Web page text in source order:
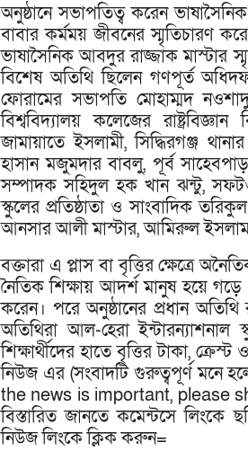
অনুষ্ঠানে সভাপতিত্ব করেন
বাবার কর্মময় জীবনের স্মৃতিচারণ
ভাষাসৈনিক আবদুর রাজ্জাক মাস্টার
বিশেষ অতিথি ছিলেন গণপূর্ত
ফোরামের সভাপতি মোহাম্মদ
বিশ্ববিদ্যালয় কলেজের
জামায়াতে ইসলামী, সিদ্ধিরগঞ্জ
হাসান মজুমদার বাবলু, পূর্ব
সম্পাদক সহিদুল হক খান ঝন্টু,
স্কুলের প্রতিষ্ঠাতা ও সাংবাদিক
আনসার আলী মাস্টার, আমিরুল ইসলাম
বক্তারা এ প্লাস বা বৃত্তির ক্ষেত্রে
নৈতিক শিক্ষায় আদর্শ মানুষ হয়ে
করেন। পরে অনুষ্ঠানের প্রধান
অতিথিরা আল-হেরা
শিক্ষার্থীদের হাতে বৃত্তির টাকা,
নিউজ এর (সংবাদটি গুরুত্বপূর্ণ মনে
the news is important, please
বিস্তারিত জানতে কমেন্টসে
নিউজ লিংকে ক্লিক করুন=